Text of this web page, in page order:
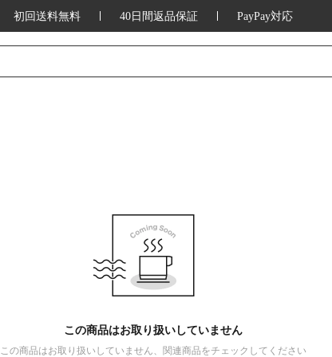
初回送料無料 40日間返品保証 PayPay対応
この商品はお取り扱いしていません
この商品はお取り扱いしていません、関連商品をチェックしてください